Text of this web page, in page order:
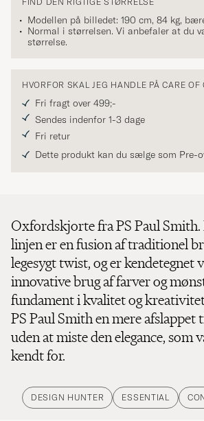
Modellen på billedet: 190 cm, 84 kg,
Normal i størrelsen. Vi anbefaler at du
størrelse.
HVORFOR SKAL JEG HANDLE PÅ CARE OF
Fri fragt over 499;-
Sendes indenfor 1-3 dage
Fri retur
Dette produkt kan du sælge som Pre-
Oxfordskjorte fra PS Paul Smith.
linjen er en fusion af traditionel
legesygt twist, og er kendetegnet
innovative brug af farver og
fundament i kvalitet og
PS Paul Smith en mere afslappet
uden at miste den elegance, som
kendt for.
DESIGN HUNTER ESSENTIAL